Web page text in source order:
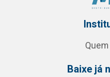
Baixe já